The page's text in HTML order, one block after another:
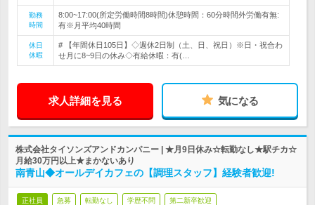
勤務
時間
8:00~17:00(所定労働時間8時間)休憩時間：60分時間外労働有無:
有※月平均40時間
休日
休暇
# 【年間休日105日】◇週休2日制（土、日、祝日）※日・祝合わ
せ月に8~9日の休み◇有給休暇：有(…
求人詳細を見る 気になる
株式会社タイソンズアンドカンパニー | ★月9日休み☆転勤なし★駅チカ☆
月給30万円以上★まかないあり
南青山◆オールデイカフェの【調理スタッフ】経験者歓迎!
正社員 急募 転勤なし 学歴不問 第二新卒歓迎